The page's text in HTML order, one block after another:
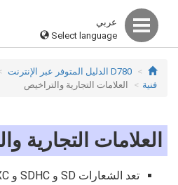
عربي
Select language
D780 الدليل المتوفر عبر الإنترنت
فنية
العلامات التجارية والتراخيص
العلامات التجارية